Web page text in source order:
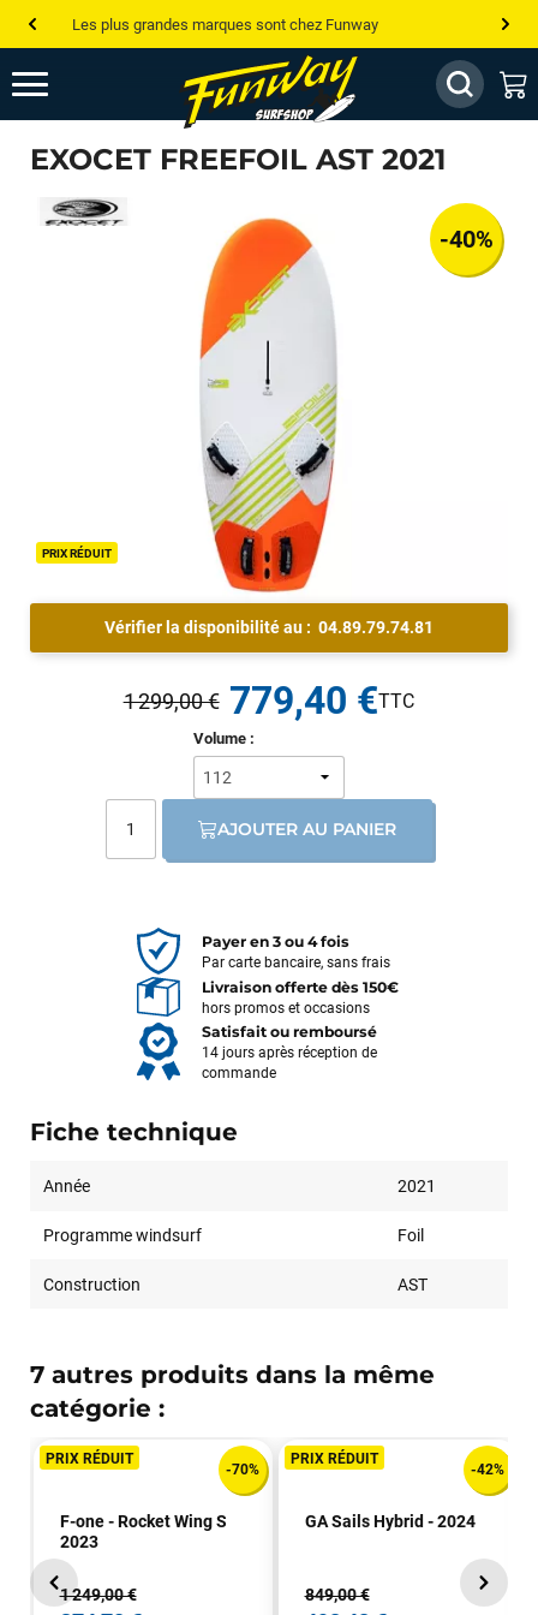
Les plus grandes marques sont chez Funway
Jusqu’à -75% de remise sur le windsurf, wingfoil, etc...
💰 Meilleur prix garanti — Moins cher ailleurs ? On s’aligne !
Besoin de conseils de pro ? Appelle nous !
EXOCET FREEFOIL AST 2021
PRIX RÉDUIT
-40%
Vérifier la disponibilité au : 04.89.79.74.81
Volume :
1 299,00 € 779,40 €
AJOUTER AU PANIER
Payer en 3 ou 4 fois
Par carte bancaire, sans frais
Livraison offerte dès 150€
hors promos et occasions
Satisfait ou remboursé
14 jours après réception de
commande
Fiche technique
Année 2021
Programme windsurf Foil
Construction AST
7 autres produits dans la même
catégorie :
PRIX RÉDUIT
-70%
F-one - Rocket Wing S
2023
1 249,00 €
PRIX RÉDUIT
-42%
GA Sails Hybrid - 2024
849,00 €